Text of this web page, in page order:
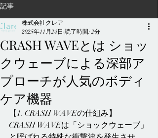
記事
CRASH WAVEとは ショッ
クウェーブによる深部ア
プローチが人気のボディ
ケア機器
株式会社クレア
2025年11月24日 読了時間: 2分
【1. CRASH WAVEの仕組み】
CRASH WAVEは「ショックウェーブ」